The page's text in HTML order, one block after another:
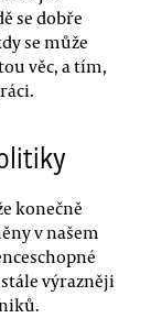
se dobře
se může
věc, a tím,
konečně
v našem
výrazněji